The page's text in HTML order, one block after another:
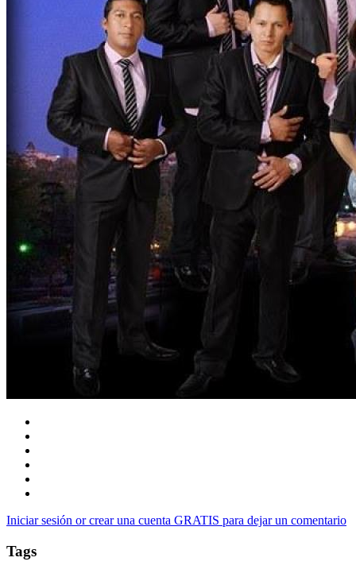
Iniciar sesión or crear una cuenta GRATIS para dejar un comentario
Tags